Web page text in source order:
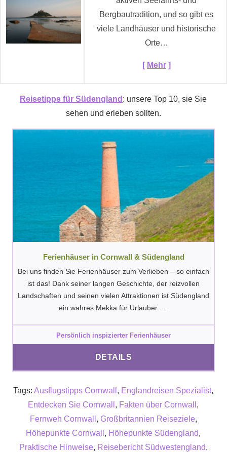
Bergbautradition, und so gibt es
viele Landhäuser und historische
Orte…
[ Mehr]
Reisetipps für Südengland : unsere Top 10, sie Sie
sehen und erleben sollten.
Ferienhäuser in Cornwall & Südengland
Bei uns finden Sie Ferienhäuser zum Verlieben – so einfach
ist das! Dank seiner langen Geschichte, der reizvollen
Landschaften und seinen vielen Attraktionen ist Südengland
ein wahres Mekka für Urlauber…..
Persönlich inspizierter Ferienhäuser
DETAILS
Tags:Ausflugstipps Cornwall , Englandreisen Spezialist,
Entdecken Sie Cornwall , Fakten über Cornwall ,
Fernweh Cornwall , Großbritannien Reiseziele,
Höhepunkte Cornwall , Höhepunkte Südengland,
Praktische Hinweise, Reisebericht Südwestengland,